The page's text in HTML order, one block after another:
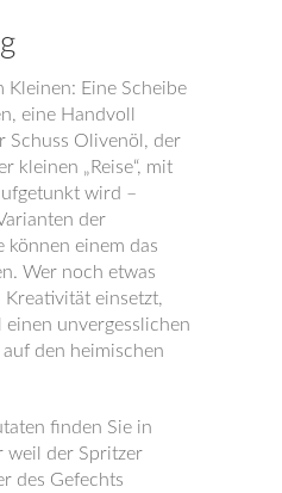
Kleinen: Eine Scheibe
eine Handvoll
Schuss Olivenöl, der
kleinen „Reise“, mit
wird –
der
können einem das
Wer noch etwas
Kreativität einsetzt,
einen unvergesslichen
den heimischen
finden Sie in
weil der Spritzer
des Gefechts